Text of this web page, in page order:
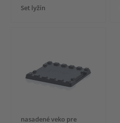
Set lyžín
nasadené veko pre